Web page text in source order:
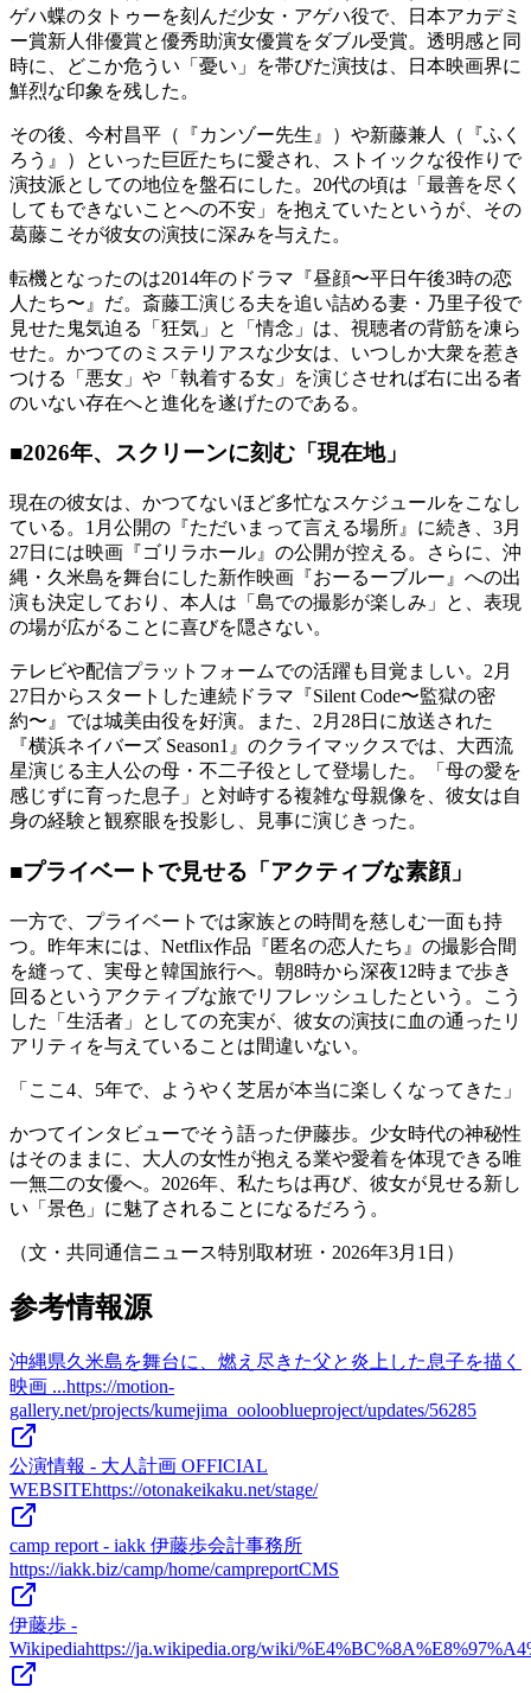
ゲハ蝶のタトゥーを刻んだ少女・アゲハ役で、日本アカデミ
ー賞新人俳優賞と優秀助演女優賞をダブル受賞。透明感と同
時に、どこか危うい「憂い」を帯びた演技は、日本映画界に
鮮烈な印象を残した。
その後、今村昌平（『カンゾー先生』）や新藤兼人（『ふく
ろう』）といった巨匠たちに愛され、ストイックな役作りで
演技派としての地位を盤石にした。20代の頃は「最善を尽く
してもできないことへの不安」を抱えていたというが、その
葛藤こそが彼女の演技に深みを与えた。
転機となったのは2014年のドラマ『昼顔〜平日午後3時の恋
人たち〜』だ。斎藤工演じる夫を追い詰める妻・乃里子役で
見せた鬼気迫る「狂気」と「情念」は、視聴者の背筋を凍ら
せた。かつてのミステリアスな少女は、いつしか大衆を惹き
つける「悪女」や「執着する女」を演じさせれば右に出る者
のいない存在へと進化を遂げたのである。
■2026年、スクリーンに刻む「現在地」
現在の彼女は、かつてないほど多忙なスケジュールをこなし
ている。1月公開の『ただいまって言える場所』に続き、3月
27日には映画『ゴリラホール』の公開が控える。さらに、沖
縄・久米島を舞台にした新作映画『おーるーブルー』への出
演も決定しており、本人は「島での撮影が楽しみ」と、表現
の場が広がることに喜びを隠さない。
テレビや配信プラットフォームでの活躍も目覚ましい。2月
27日からスタートした連続ドラマ『Silent Code〜監獄の密
約〜』では城美由役を好演。また、2月28日に放送された
『横浜ネイバーズ Season1』のクライマックスでは、大西流
星演じる主人公の母・不二子役として登場した。「母の愛を
感じずに育った息子」と対峙する複雑な母親像を、彼女は自
身の経験と観察眼を投影し、見事に演じきった。
■プライベートで見せる「アクティブな素顔」
一方で、プライベートでは家族との時間を慈しむ一面も持
つ。昨年末には、Netflix作品『匿名の恋人たち』の撮影合間
を縫って、実母と韓国旅行へ。朝8時から深夜12時まで歩き
回るというアクティブな旅でリフレッシュしたという。こう
した「生活者」としての充実が、彼女の演技に血の通ったリ
アリティを与えていることは間違いない。
「ここ4、5年で、ようやく芝居が本当に楽しくなってきた」
かつてインタビューでそう語った伊藤歩。少女時代の神秘性
はそのままに、大人の女性が抱える業や愛着を体現できる唯
一無二の女優へ。2026年、私たちは再び、彼女が見せる新し
い「景色」に魅了されることになるだろう。
（文・共同通信ニュース特別取材班・2026年3月1日）
参考情報源
沖縄県久米島を舞台に、燃え尽きた父と炎上した息子を描く
映画 ...https://motion-
gallery.net/projects/kumejima_oolooblueproject/updates/56285
公演情報 - 大人計画 OFFICIAL
WEBSITEhttps://otonakeikaku.net/stage/
camp report - iakk 伊藤歩会計事務所
https://iakk.biz/camp/home/campreportCMS
伊藤歩 -
Wikipediahttps://ja.wikipedia.org/wiki/